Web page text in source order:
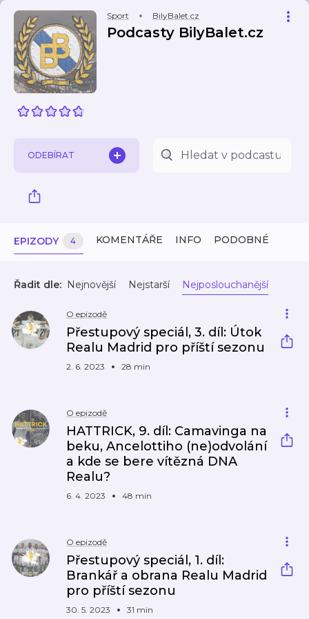
Sport BilyBalet.cz
Podcasty BilyBalet.cz
ODEBÍRAT
EPIZODY 4 KOMENTÁŘE INFO PODOBNÉ
Řadit dle: Nejnovější Nejstarší Nejposlouchanější
O epizodě
Přestupový speciál, 3. díl: Útok
Realu Madrid pro příští sezonu
2. 6. 2023 28 min
O epizodě
HATTRICK, 9. díl: Camavinga na
beku, Ancelottiho (ne)odvolání
a kde se bere vítězná DNA
Realu?
6. 4. 2023 48 min
O epizodě
Přestupový speciál, 1. díl:
Brankář a obrana Realu Madrid
pro příští sezonu
30. 5. 2023 31 min